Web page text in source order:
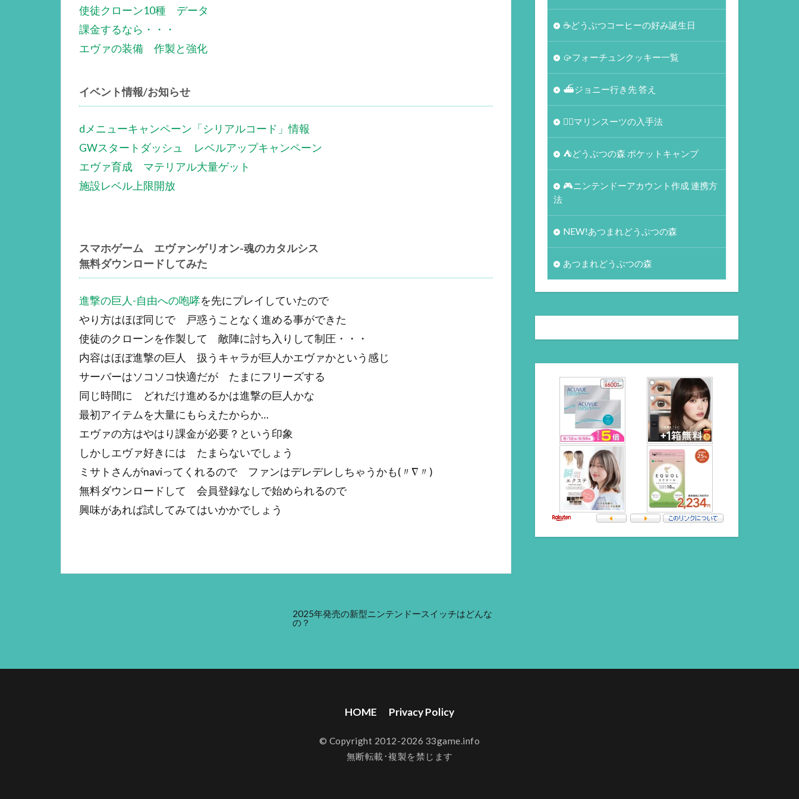
使徒クローン10種 データ
課金するなら・・・
エヴァの装備 作製と強化
イベント情報/お知らせ
dメニューキャンペーン「シリアルコード」情報
GWスタートダッシュ レベルアップキャンペーン
エヴァ育成 マテリアル大量ゲット
施設レベル上限開放
スマホゲーム エヴァンゲリオン-魂のカタルシス
無料ダウンロードしてみた
進撃の巨人-自由への咆哮を先にプレイしていたので
やり方はほぼ同じで 戸惑うことなく進める事ができた
使徒のクローンを作製して 敵陣に討ち入りして制圧・・・
内容はほぼ進撃の巨人 扱うキャラが巨人かエヴァかという感じ
サーバーはソコソコ快適だが たまにフリーズする
同じ時間に どれだけ進めるかは進撃の巨人かな
最初アイテムを大量にもらえたからか…
エヴァの方はやはり課金が必要？という印象
しかしエヴァ好きには たまらないでしょう
ミサトさんがnaviってくれるので ファンはデレデレしちゃうかも(〃∇〃)
無料ダウンロードして 会員登録なしで始められるので
興味があれば試してみてはいかかでしょう
☕️どうぶつコーヒーの好み誕生日
🥠フォーチュンクッキー一覧
⛴ジョニー行き先 答え
🏄‍♀️マリンスーツの入手法
⛺どうぶつの森 ポケットキャンプ
🎮ニンテンドーアカウント作成 連携方
法
NEW!あつまれどうぶつの森
あつまれどうぶつの森
2025年発売の新型ニンテンドースイッチはどんな
の？
HOME Privacy Policy
© Copyright 2012-2026 33game.info
無断転載･複製を禁じます